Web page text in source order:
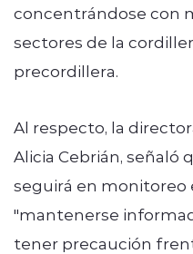
concentrándose con
sectores de la
precordillera.
Al respecto, la
Alicia Cebrián, señaló
seguirá en monitoreo
"mantenerse
tener precaución